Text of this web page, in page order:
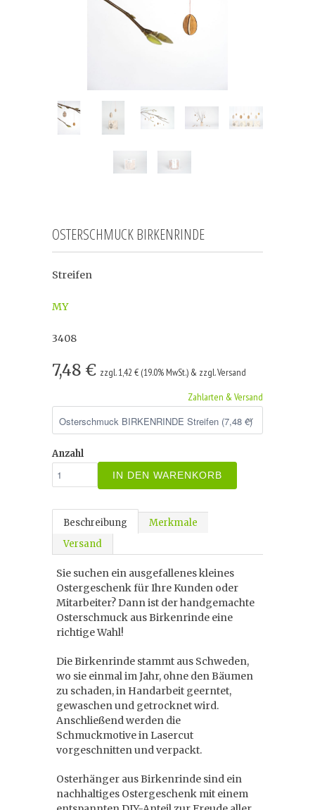
OSTERSCHMUCK BIRKENRINDE
Streifen
MY
3408
7,48 € zzgl. 1,42 € (19.0% MwSt.) & zzgl. Versand
Zahlarten & Versand
Anzahl
IN DEN WARENKORB
Beschreibung
Merkmale
Versand
Sie suchen ein ausgefallenes kleines
Ostergeschenk für Ihre Kunden oder
Mitarbeiter? Dann ist der handgemachte
Osterschmuck aus Birkenrinde eine
richtige Wahl!
Die Birkenrinde stammt aus Schweden,
wo sie einmal im Jahr, ohne den Bäumen
zu schaden, in Handarbeit geerntet,
gewaschen und getrocknet wird.
Anschließend werden die
Schmuckmotive in Lasercut
vorgeschnitten und verpackt.
Osterhänger aus Birkenrinde sind ein
nachhaltiges Ostergeschenk mit einem